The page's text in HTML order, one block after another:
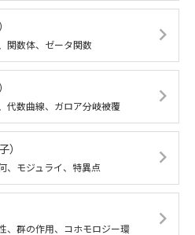
関数体、ゼータ関数
代数曲線、ガロア分岐被覆
）
、モジュライ、特異点
、群の作用、コホモロジー環